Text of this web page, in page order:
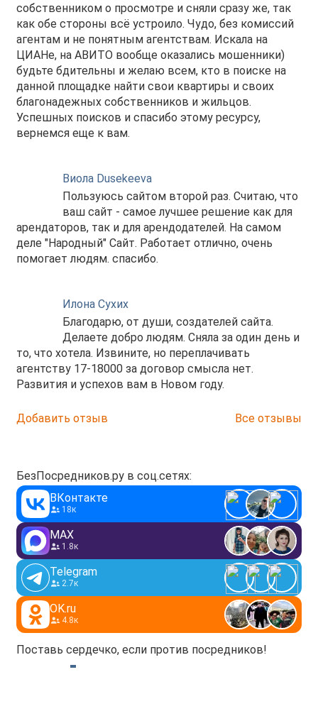
собственником о просмотре и сняли сразу же, так
как обе стороны всё устроило. Чудо, без комиссий
агентам и не понятным агентствам. Искала на
ЦИАНе, на АВИТО вообще оказались мошенники)
будьте бдительны и желаю всем, кто в поиске на
данной площадке найти свои квартиры и своих
благонадежных собственников и жильцов.
Успешных поисков и спасибо этому ресурсу,
вернемся еще к вам.
Виола Dusekeeva
Пользуюсь сайтом второй раз. Считаю, что
ваш сайт - самое лучшее решение как для
арендаторов, так и для арендодателей. На самом
деле "Народный" Сайт. Работает отлично, очень
помогает людям. спасибо.
Илона Сухих
Благодарю, от души, создателей сайта.
Делаете добро людям. Сняла за один день и
то, что хотела. Извините, но переплачивать
агентству 17-18000 за договор смысла нет.
Развития и успехов вам в Новом году.
Добавить отзыв Все отзывы
БезПосредников.ру в соц.сетях:
ВКонтакте
18к
MAX
1.8к
Telegram
2.7к
OK.ru
4.8к
Поставь сердечко, если против посредников!